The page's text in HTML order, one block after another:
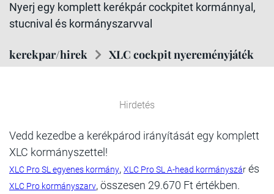
Nyerj egy komplett kerékpár cockpitet kormánnyal,
stucnival és kormányszarvval
kerekpar/hirek XLC cockpit nyereményjáték
Hirdetés
Vedd kezedbe a kerékpárod irányítását egy komplett
XLC kormányszettel!
XLC Pro SL egyenes kormány, XLC Pro SL A-head kormányszár és
XLC Pro kormányszarv, összesen 29.670 Ft értékben.